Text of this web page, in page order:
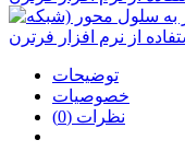
توضیحات
خصوصیات
نظرات (0)